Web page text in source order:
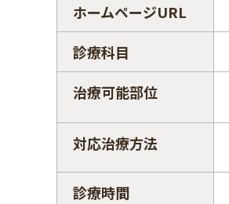
ホームページURL
診療科目
治療可能部位
対応治療方法
診療時間